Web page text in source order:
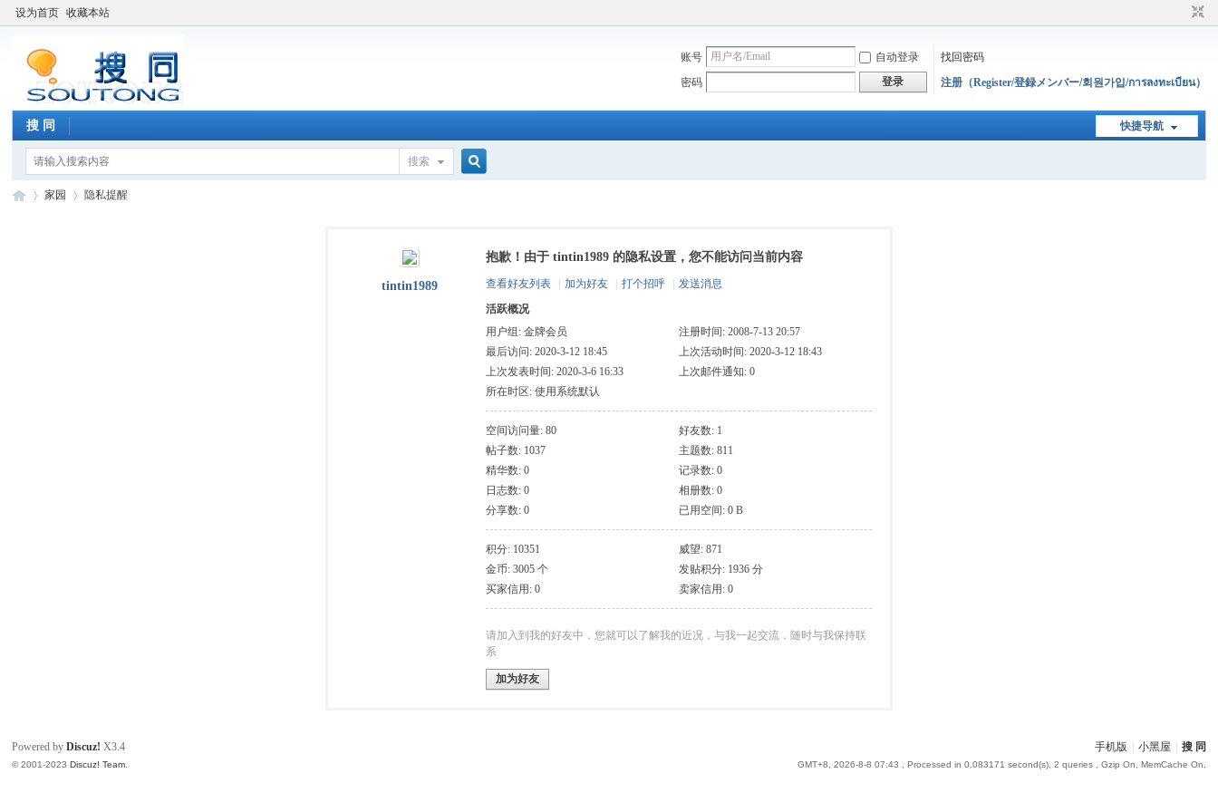
设为首页 收藏本站
账号 自动登录
找回密码
密码
登录 注册（Register/登録メンバー/회원가입/การลงทะเบียน）
快捷导航
搜 同
搜索
家园 隐私提醒
tintin1989
抱歉！由于 tintin1989 的隐私设置，您不能访问当前内容
查看好友列表 加为好友 打个招呼
发送消息
活跃概况
用户组: 金牌会员
注册时间: 2008-7-13 20:57
最后访问: 2020-3-12 18:45
上次活动时间: 2020-3-12 18:43
上次发表时间: 2020-3-6 16:33
上次邮件通知: 0
所在时区: 使用系统默认
空间访问量: 80
好友数: 1
帖子数: 1037
主题数: 811
精华数: 0
记录数: 0
日志数: 0
相册数: 0
分享数: 0
已用空间: 0 B
积分: 10351
威望: 871
金币: 3005 个
发贴积分: 1936 分
买家信用: 0
卖家信用: 0
请加入到我的好友中，您就可以了解我的近况，与我一起交流，随时与我保持联
系
加为好友
手机版 小黑屋 搜 同
GMT+8, 2026-8-8 07:43 , Processed in 0.083171 second(s), 2 queries , Gzip On, MemCache On.
Powered byDiscuz! X3.4
© 2001-2023Discuz! Team